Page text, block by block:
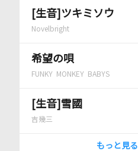
[生音]ツキミソウ
Novelbright
希望の唄
FUNKY MONKEY BABYS
[生音]雪國
吉幾三
もっと見る